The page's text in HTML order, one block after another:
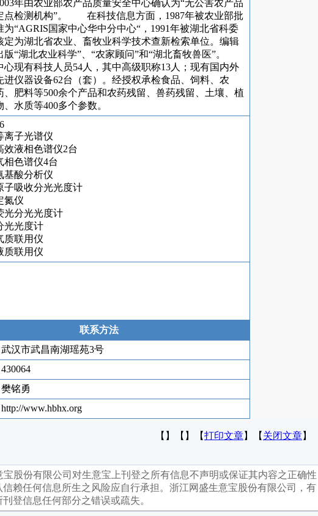
年由农业部农产品质量安全中心确认为“无公害农产品
点检测机构”。 在科技信息方面，1987年被农业部批
为“AGRIS国家中心华中分中心“，1991年被湖北省科委
定为湖北省农业、畜牧业科学技术查新检索单位。编辑
版“湖北农业科学”、“农家顾问”和“湖北畜牧兽医”。
心现有科技人员54人，其中高级职称13人；现有国内外
进仪器设备62台（套）。经授权承检食品、饲料、农
、肥料等500余个产品和农药残留、兽药残留、土壤、植
、水质等400多个参数。
离子光谱仪
效液相色谱仪2台
相色谱仪4台
基酸分析仪
子吸收分光光度计
氮仪
光分光光度计
光光度计
质联用仪
质联用仪
联系方法
武汉市武昌南湖瑶苑3号
430064
樊铭勇
http://www.hbhx.org
【】【】【打印文章】【 关闭文章
宝股份有限公司对生意宝上刊登之所有信息不声明或保证其内容之正确性
赖任何信息所生之风险应自行承担。浙江网盛生意宝股份有限公司，有
登信息任何部分之错误或疏失。